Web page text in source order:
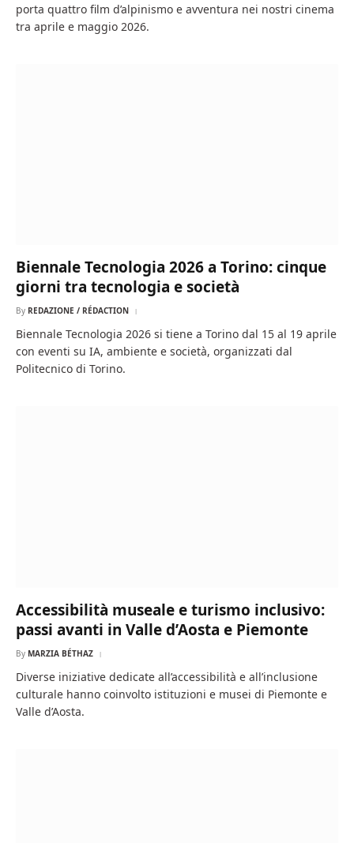
porta quattro film d’alpinismo e avventura nei nostri cinema
tra aprile e maggio 2026.
Biennale Tecnologia 2026 a Torino: cinque
giorni tra tecnologia e società
By REDAZIONE / RÉDACTION
Biennale Tecnologia 2026 si tiene a Torino dal 15 al 19 aprile
con eventi su IA, ambiente e società, organizzati dal
Politecnico di Torino.
Accessibilità museale e turismo inclusivo:
passi avanti in Valle d’Aosta e Piemonte
By MARZIA BÉTHAZ
Diverse iniziative dedicate all’accessibilità e all’inclusione
culturale hanno coinvolto istituzioni e musei di Piemonte e
Valle d’Aosta.